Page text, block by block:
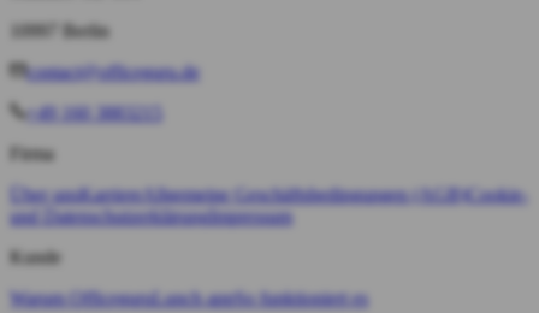
10997 Berlin
contact@officeguru.de
+49 160 3883215
Firma
Über unsKarriereAllgemeine Geschäftsbedingungen (AGB)Cookie-
und DatenschutzerklärungImpressum
Kunde
Warum OfficeguruLunch appSo funktioniert es